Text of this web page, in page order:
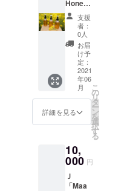
天候な
どによ
り生育
が遅れ
るとお
届け予
定が遅
れる場
合があ
ります
料込み
※国内発
ド〕か
ら選び
くださ
い。 ト
リート
メント
は、
〔ラベ
ダー〕
１種類
です。
6,170円
（税・
み）の
CAMPF
Honey
Shamp
oo」３
種の香
りセッ
類の香
りの
シャン
プーだ
けの
セット
です。
トはあ
りませ
ん。 ※
税・送
料込み
支援
者：
0人
お届
け予
定：
2021
年06
月
詳細を見る
こ
の
リ
タ
ー
ン
を
選
択
す
る
10,
000 円
Ｊ
「Maa